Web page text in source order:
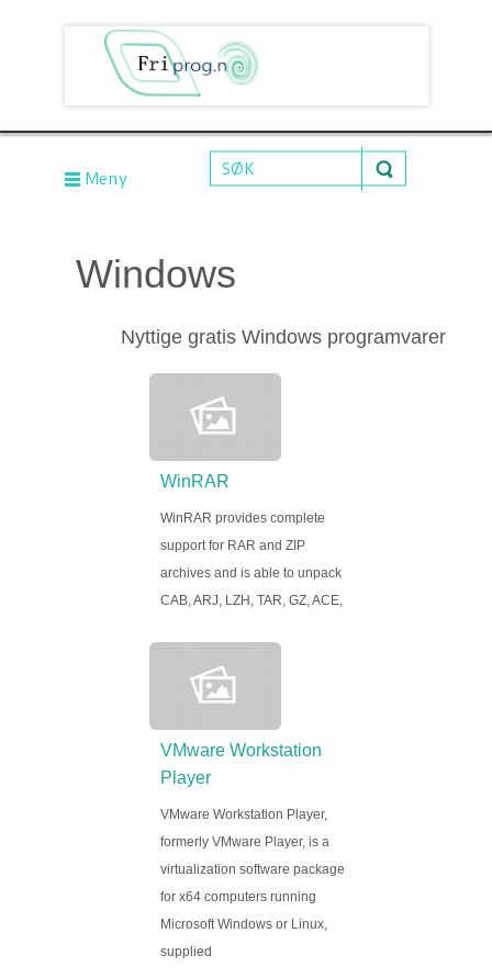
Meny
Windows
Nyttige gratis Windows programvarer
WinRAR
WinRAR provides complete
support for RAR and ZIP
archives and is able to unpack
CAB, ARJ, LZH, TAR, GZ, ACE,
VMware Workstation
Player
VMware Workstation Player,
formerly VMware Player, is a
virtualization software package
for x64 computers running
Microsoft Windows or Linux,
supplied